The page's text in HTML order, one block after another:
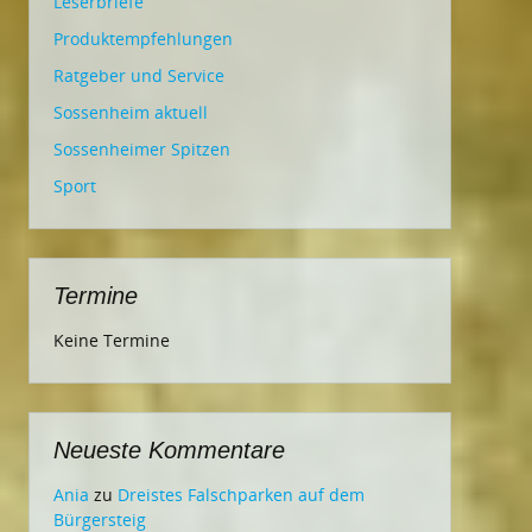
Produktempfehlungen
Ratgeber und Service
Sossenheim aktuell
Sossenheimer Spitzen
Sport
Termine
Keine Termine
Neueste Kommentare
Ania zu Dreistes Falschparken auf dem
Bürgersteig